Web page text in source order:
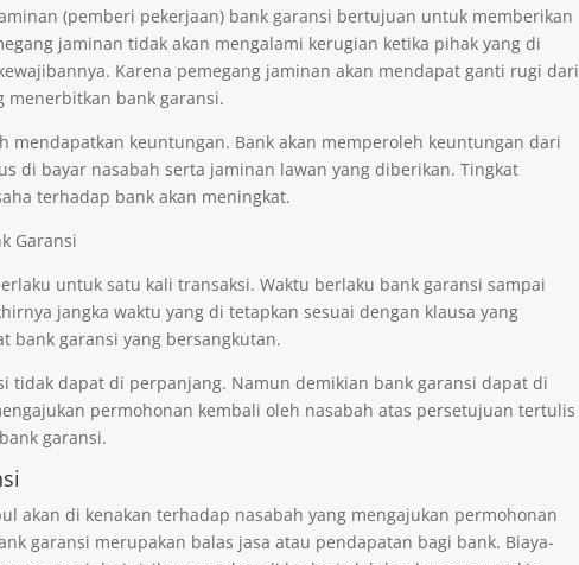
(pemberi pekerjaan) bank garansi bertujuan untuk memberikan
jaminan tidak akan mengalami kerugian ketika pihak yang di
Karena pemegang jaminan akan mendapat ganti rugi dari
menerbitkan bank garansi.
mendapatkan keuntungan. Bank akan memperoleh keuntungan dari
di bayar nasabah serta jaminan lawan yang diberikan. Tingkat
terhadap bank akan meningkat.
Garansi
untuk satu kali transaksi. Waktu berlaku bank garansi sampai
jangka waktu yang di tetapkan sesuai dengan klausa yang
bank garansi yang bersangkutan.
tidak dapat di perpanjang. Namun demikian bank garansi dapat di
permohonan kembali oleh nasabah atas persetujuan tertulis
garansi.
akan di kenakan terhadap nasabah yang mengajukan permohonan
garansi merupakan balas jasa atau pendapatan bagi bank. Biaya-